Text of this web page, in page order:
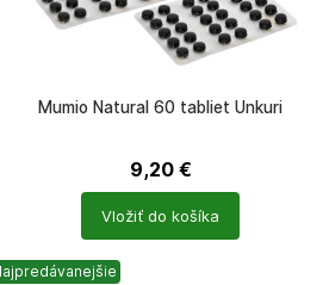
Mumio Natural 60 tabliet Unkuri
9,20 €
Vložiť do košíka